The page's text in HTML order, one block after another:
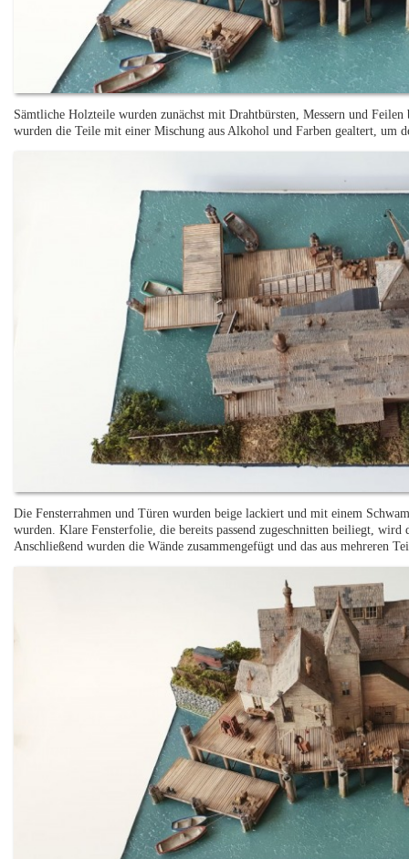
Sämtliche Holzteile wurden zunächst mit Drahtbürsten, Messern und
wurden die Teile mit einer Mischung aus Alkohol und Farben gealtert, um
Die Fensterrahmen und Türen wurden beige lackiert und mit einem
wurden. Klare Fensterfolie, die bereits passend zugeschnitten beiliegt,
Anschließend wurden die Wände zusammengefügt und das aus mehreren